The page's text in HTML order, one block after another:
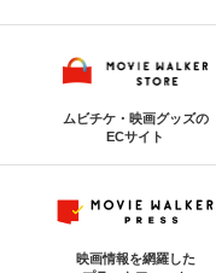
ムビチケ・映画グッズの
ECサイト
映画情報を網羅した